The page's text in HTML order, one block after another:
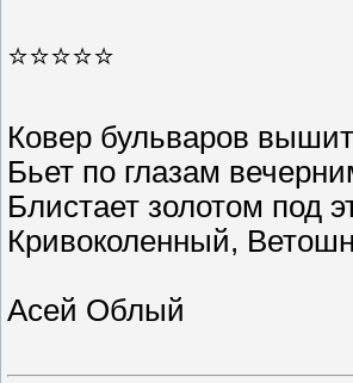
⭐️⭐️⭐️⭐️⭐️
Ковер бульваров
Бьет по глазам
Блистает золотом под
Кривоколенный,
Асей Облый